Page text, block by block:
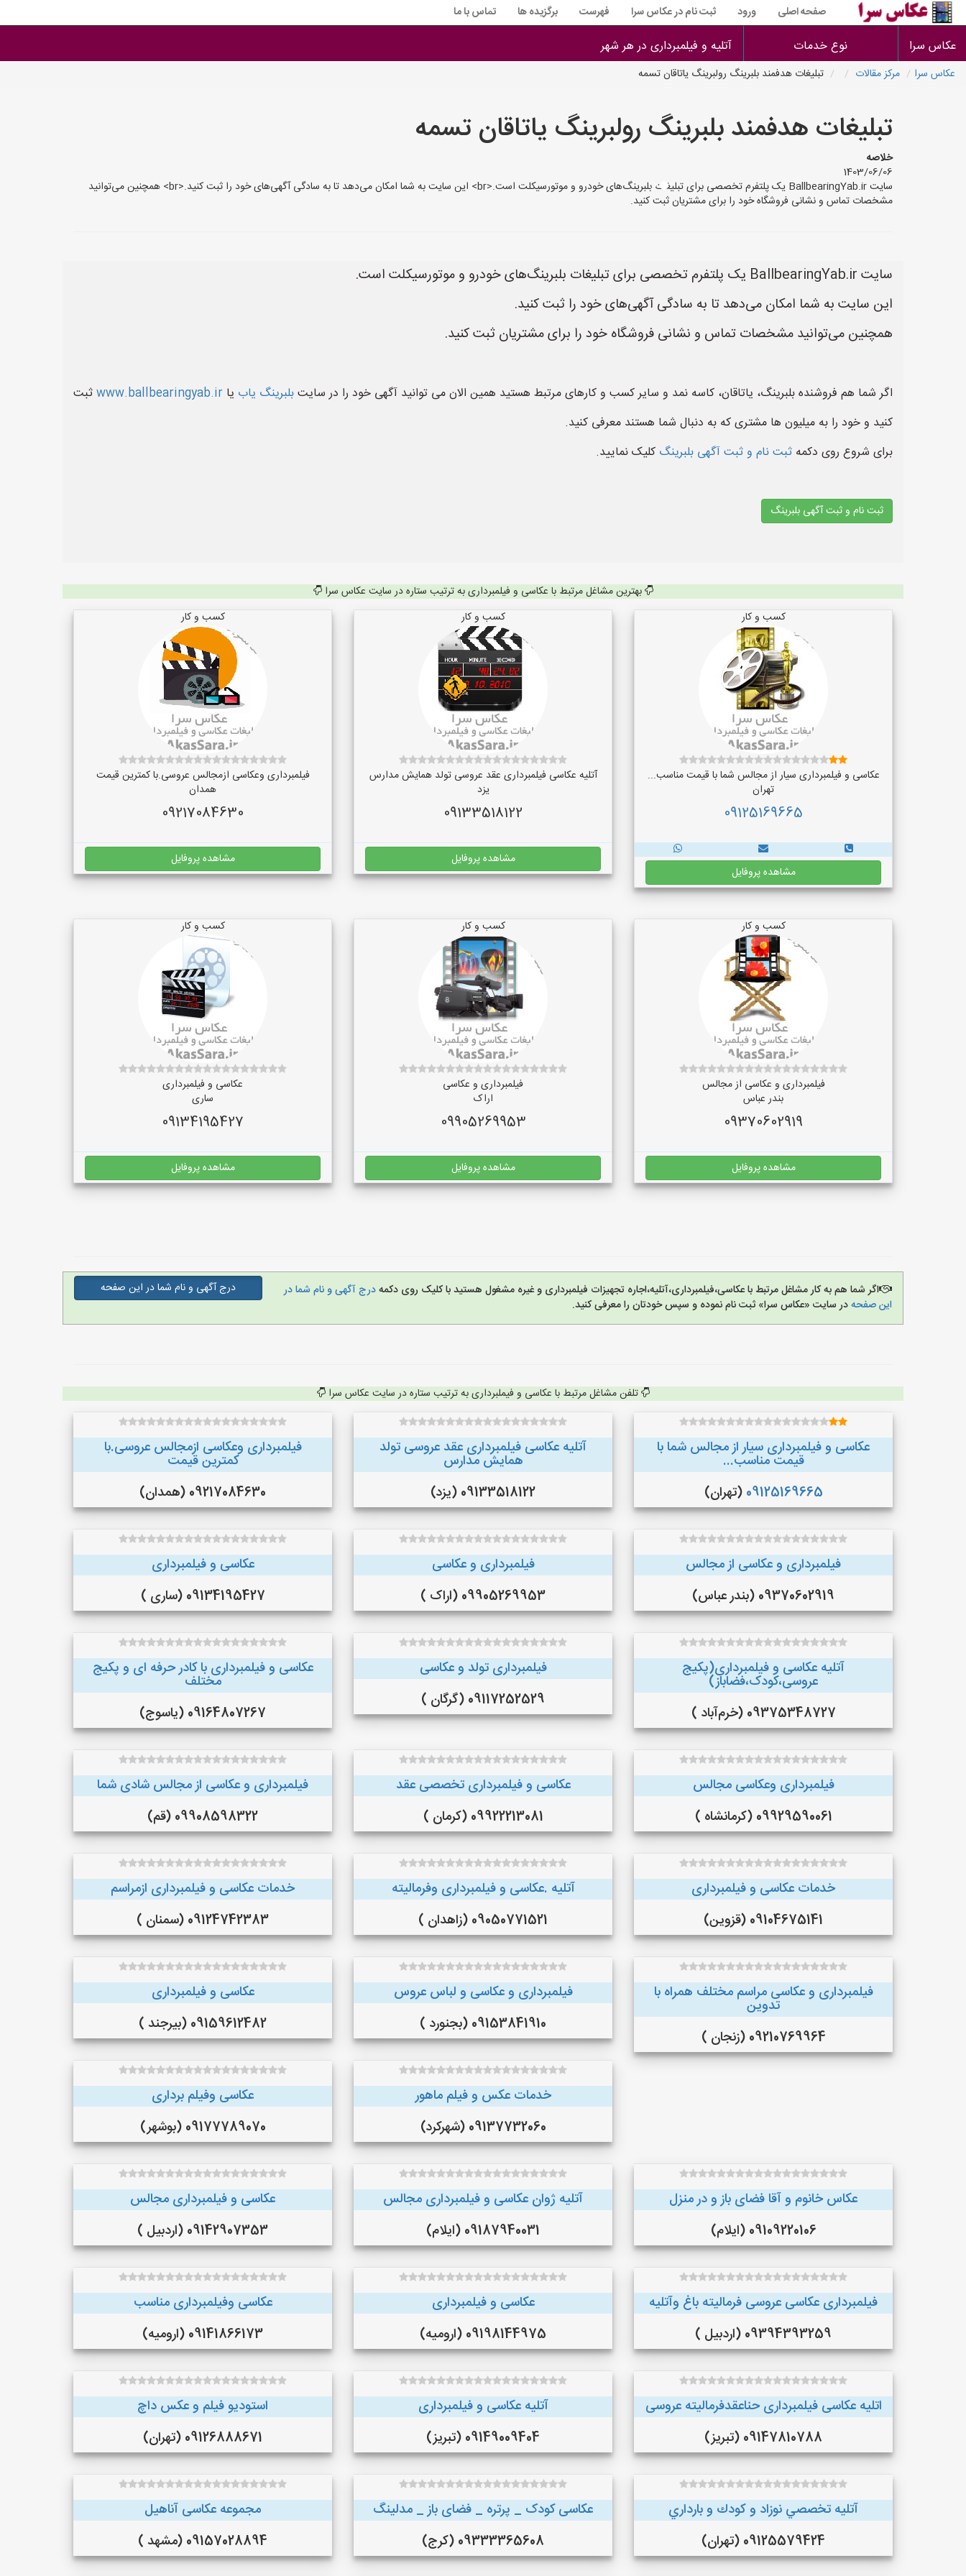
صفحه اصلی ورود ثبت نام در عکاس سرا فهرست برگزیده ها تماس با ما
عکاس سرا نوع خدمات آتلیه و فیلمبرداری در هر شهر
عکاس سرا مرکز مقالات تبلیغات هدفمند بلبرینگ رولبرینگ یاتاقان تسمه
تبلیغات هدفمند بلبرینگ رولبرینگ یاتاقان تسمه
خلاصه
1403/06/06
سایت BallbearingYab.ir یک پلتفرم تخصصی برای تبلیغات بلبرینگ‌های خودرو و موتورسیکلت است.<br> این سایت به شما امکان می‌دهد تا به سادگی آگهی‌های خود را ثبت کنید.<br> همچنین می‌توانید
مشخصات تماس و نشانی فروشگاه خود را برای مشتریان ثبت کنید.
سایت BallbearingYab.ir یک پلتفرم تخصصی برای تبلیغات بلبرینگ‌های خودرو و موتورسیکلت است.
این سایت به شما امکان می‌دهد تا به سادگی آگهی‌های خود را ثبت کنید.
همچنین می‌توانید مشخصات تماس و نشانی فروشگاه خود را برای مشتریان ثبت کنید.
اگر شما هم فروشنده بلبرینگ، یاتاقان، کاسه نمد و سایر کسب و کارهای مرتبط هستید همین الان می توانید آگهی خود را در سایتبلبرینگ یاب یا www.ballbearingyab.irثبت
کنید و خود را به میلیون ها مشتری که به دنبال شما هستند معرفی کنید.
برای شروع روی دکمه ثبت نام و ثبت آگهی بلبرینگ کلیک نمایید.
ثبت نام و ثبت آگهی بلبرینگ
بهترین مشاغل مرتبط با عکاسی و فیلمبرداری به ترتیب ستاره در سایت عکاس سرا
کسب و کار
عکاسی و فیلمبرداری سیار از مجالس شما با قیمت مناسب...
تهران
09125169665
مشاهده پروفایل
کسب و کار
آتلیه عکاسی فیلمبرداری عقد عروسی تولد همایش مدارس
یزد
09133518122
مشاهده پروفایل
کسب و کار
فیلمبرداری وعکاسی ازمجالس عروسی.با کمترین قیمت
همدان
09217084630
مشاهده پروفایل
کسب و کار
فیلمبرداری و عکاسی از مجالس
بندر عباس
09370602919
مشاهده پروفایل
کسب و کار
فیلمبرداری و عکاسی
اراک
09905269953
مشاهده پروفایل
کسب و کار
عکاسی و فیلمبرداری
ساری
09134195427
مشاهده پروفایل
اگر شما هم به کار مشاغل مرتبط با عکاسی،فیلمبرداری،آتلیه،اجاره تجهیزات فیلمبرداری و غیره مشغول هستید با کلیک روی دکمهدرج آگهی و نام شما در
این صفحهدر سایت «عکاس سرا» ثبت نام نموده و سپس خودتان را معرفی کنید.
درج آگهی و نام شما در این صفحه
تلفن مشاغل مرتبط با عکاسی و فیملبرداری به ترتیب ستاره در سایت عکاس سرا
عکاسی و فیلمبرداری سیار از مجالس شما با
قیمت مناسب...
09125169665 (تهران)
آتلیه عکاسی فیلمبرداری عقد عروسی تولد
همایش مدارس
09133518122 (یزد)
فیلمبرداری وعکاسی ازمجالس عروسی.با
کمترین قیمت
09217084630 (همدان)
فیلمبرداری و عکاسی از مجالس
09370602919 (بندر عباس)
فیلمبرداری و عکاسی
09905269953 (اراک )
عکاسی و فیلمبرداری
09134195427 (ساری )
آتلیه عکاسی و فیلمبرداری(پکیج
عروسی،کودک،فضاباز)
09375348727 (خرم‌آباد )
فیلمبرداری تولد و عکاسی
09117252529 (گرگان )
عکاسی و فیلمبرداری با کادر حرفه ای و پکیج
مختلف
09164807267 (یاسوج)
فیلمبرداری وعکاسی مجالس
09929590061 (کرمانشاه )
عکاسی و فیلمبرداری تخصصی عقد
09922213081 (کرمان )
فیلمبرداری و عکاسی از مجالس شادی شما
09908598322 (قم)
خدمات عکاسی و فیلمبرداری
09104675141 (قزوین)
آتلیه .عکاسی و فیلمبرداری وفرمالیته
09050771521 (زاهدان )
خدمات عکاسی و فیلمبرداری ازمراسم
09124742383 (سمنان )
فیلمبرداری و عکاسی مراسم مختلف همراه با
تدوین
09210769964 (زنجان )
فیلمبرداری و عکاسی و لباس عروس
09153841910 (بجنورد )
عکاسی و فیلمبرداری
09159612482 (بیرجند )
خدمات عکس و فیلم ماهور
09137732060 (شهرکرد)
عکاسی وفیلم برداری
09177789070 (بوشهر)
عکاس خانوم و آقا فضای باز و در منزل
09109220106 (ایلام)
آتلیه ژوان عکاسی و فیلمبرداری مجالس
09187940031 (ایلام)
عکاسی و فیلمبرداری مجالس
09142907353 (اردبیل )
فیلمبرداری عکاسی عروسی فرمالیته باغ وآتلیه
09394393259 (اردبیل )
عکاسی و فیلمبرداری
09198144975 (ارومیه)
عکاسی وفیلمبرداری مناسب
09141866173 (ارومیه)
اتلیه عکاسی فیلمبرداری حناعقدفرمالیته عروسی
09147810788 (تبریز)
آتلیه عکاسی و فیلمبرداری
09149009404 (تبریز)
استودیو فیلم و عکس داچ
09126888671 (تهران)
آتليه تخصصي نوزاد و كودك و بارداري
09125579424 (تهران)
عکاسی کودک _ پرتره _ فضای باز _ مدلینگ
09333365608 (کرج)
مجموعه عکاسی آناهیل
09157028894 (مشهد )